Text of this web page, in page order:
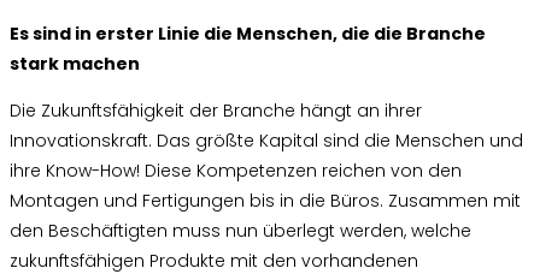
Es sind in erster Linie die Menschen, die die Branche
stark machen
Die Zukunftsfähigkeit der Branche hängt an ihrer
Innovationskraft. Das größte Kapital sind die Menschen und
ihre Know-How! Diese Kompetenzen reichen von den
Montagen und Fertigungen bis in die Büros. Zusammen mit
den Beschäftigten muss nun überlegt werden, welche
zukunftsfähigen Produkte mit den vorhandenen